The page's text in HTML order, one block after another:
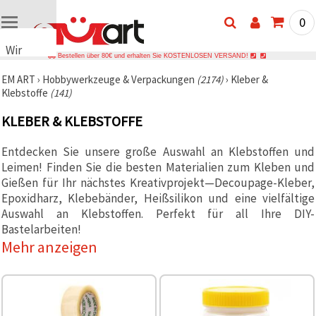
Wir
Cookies
🍪 Wir
Cookies
ähnliche
Technologien,
um das
ordnungsgemäße
Funktionieren
der Website
sicherzustellen,
Ihr
Nutzungserlebnis
zu
0
Bestellen über 80€ und erhalten Sie KOSTENLOSEN VERSAND!
EM ART › Hobbywerkzeuge & Verpackungen (2174)› Kleber &
Klebstoffe (141)
KLEBER & KLEBSTOFFE
Entdecken Sie unsere große Auswahl an Klebstoffen und
Leimen! Finden Sie die besten Materialien zum Kleben und
Gießen für Ihr nächstes Kreativprojekt—Decoupage-Kleber,
Epoxidharz, Klebebänder, Heißsilikon und eine vielfältige
Auswahl an Klebstoffen. Perfekt für all Ihre DIY-
Bastelarbeiten!
Mehr anzeigen